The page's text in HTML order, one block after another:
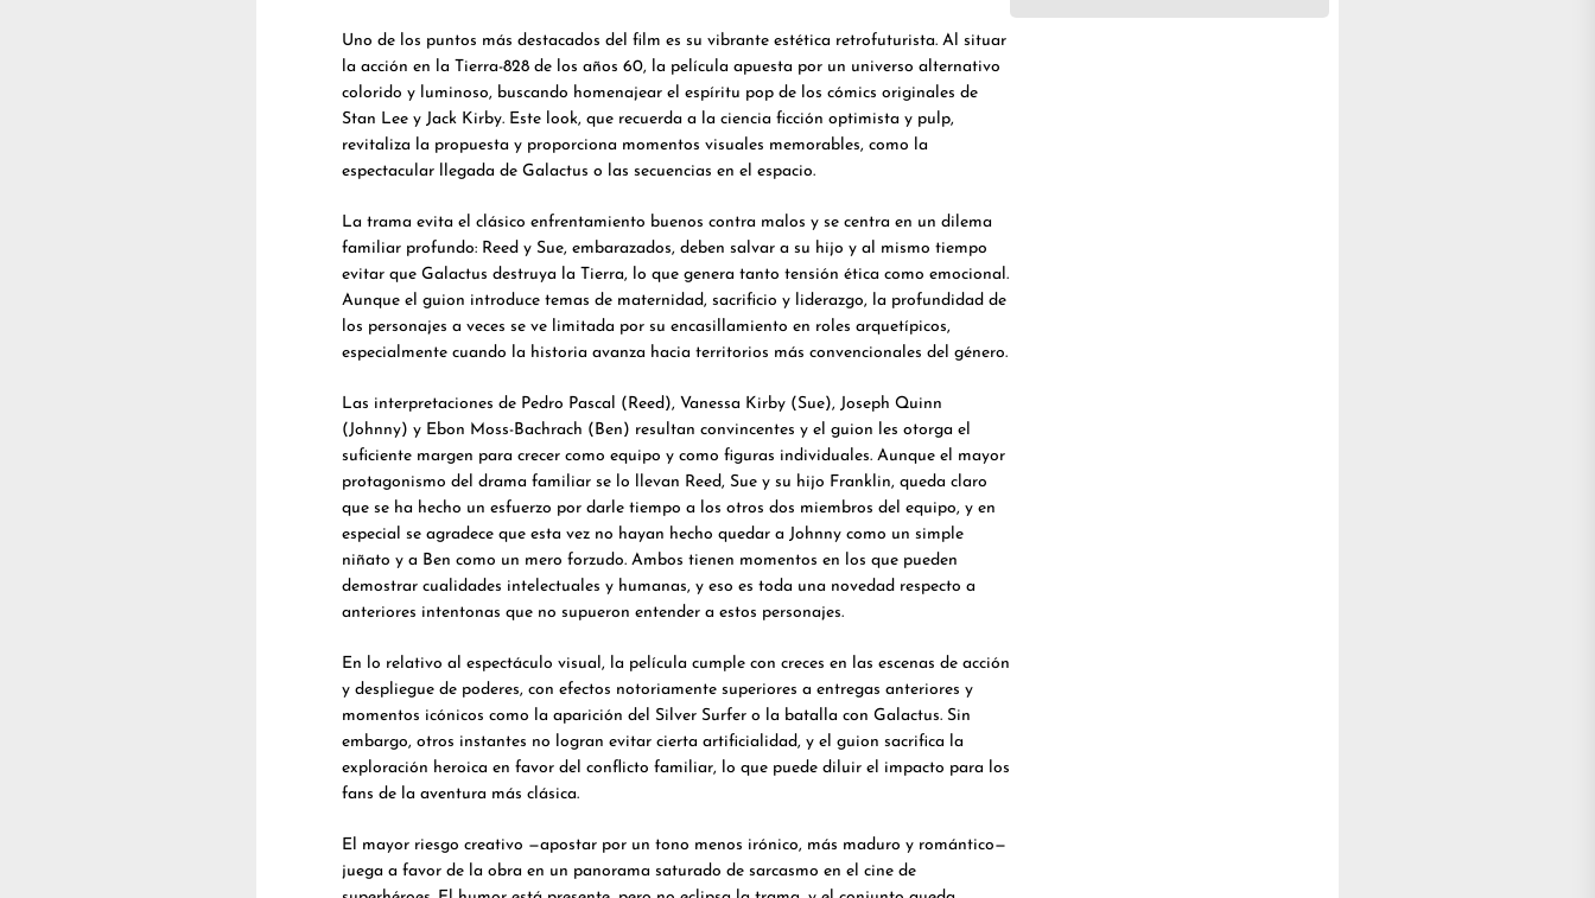
Uno de los puntos más destacados del film es su vibrante estética retrofuturista. Al situar
la acción en la Tierra-828 de los años 60, la película apuesta por un universo alternativo
colorido y luminoso, buscando homenajear el espíritu pop de los cómics originales de
Stan Lee y Jack Kirby. Este look, que recuerda a la ciencia ficción optimista y pulp,
revitaliza la propuesta y proporciona momentos visuales memorables, como la
espectacular llegada de Galactus o las secuencias en el espacio.
La trama evita el clásico enfrentamiento buenos contra malos y se centra en un dilema
familiar profundo: Reed y Sue, embarazados, deben salvar a su hijo y al mismo tiempo
evitar que Galactus destruya la Tierra, lo que genera tanto tensión ética como emocional.
Aunque el guion introduce temas de maternidad, sacrificio y liderazgo, la profundidad de
los personajes a veces se ve limitada por su encasillamiento en roles arquetípicos,
especialmente cuando la historia avanza hacia territorios más convencionales del género.
Las interpretaciones de Pedro Pascal (Reed), Vanessa Kirby (Sue), Joseph Quinn
(Johnny) y Ebon Moss-Bachrach (Ben) resultan convincentes y el guion les otorga el
suficiente margen para crecer como equipo y como figuras individuales. Aunque el mayor
protagonismo del drama familiar se lo llevan Reed, Sue y su hijo Franklin, queda claro
que se ha hecho un esfuerzo por darle tiempo a los otros dos miembros del equipo, y en
especial se agradece que esta vez no hayan hecho quedar a Johnny como un simple
niñato y a Ben como un mero forzudo. Ambos tienen momentos en los que pueden
demostrar cualidades intelectuales y humanas, y eso es toda una novedad respecto a
anteriores intentonas que no supueron entender a estos personajes.
En lo relativo al espectáculo visual, la película cumple con creces en las escenas de acción
y despliegue de poderes, con efectos notoriamente superiores a entregas anteriores y
momentos icónicos como la aparición del Silver Surfer o la batalla con Galactus. Sin
embargo, otros instantes no logran evitar cierta artificialidad, y el guion sacrifica la
exploración heroica en favor del conflicto familiar, lo que puede diluir el impacto para los
fans de la aventura más clásica.
El mayor riesgo creativo —apostar por un tono menos irónico, más maduro y romántico—
juega a favor de la obra en un panorama saturado de sarcasmo en el cine de